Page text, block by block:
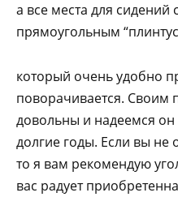
а все места для сидений
прямоугольным
который очень удобно
поворачивается.
довольны и надеемся
долгие годы. Если вы
то я вам рекомендую
вас радует